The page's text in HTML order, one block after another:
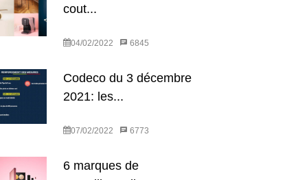
cout...
04/02/2022 6845
Codeco du 3 décembre
2021: les...
07/02/2022 6773
6 marques de